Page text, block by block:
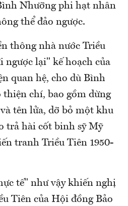
Nhưỡng phi hạt nhân
thể đảo ngược.
thông nhà nước Triều
ngược lại" kế hoạch của
quan hệ, cho dù Bình
chí, bao gồm dừng
tên lửa, dỡ bỏ một khu
trả hài cốt binh sỹ Mỹ
tranh Triều Tiên 1950-
tế" như vậy khiến nghị
Tiên của Hội đồng Bảo